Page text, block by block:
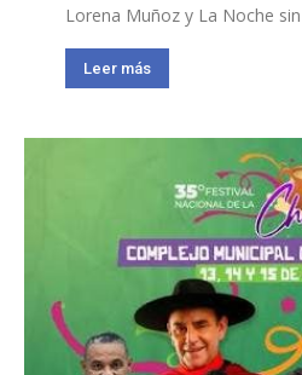
Lorena Muñoz y La Noche
Leer más